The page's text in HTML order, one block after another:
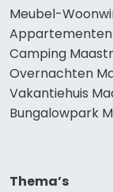
Meubel-
Camping
Overnachten
Vakantiehuis
Bungalowpark
Thema’s